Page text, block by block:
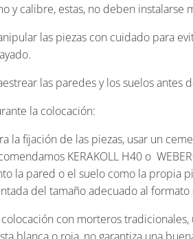
y calibre, estas, no deben instalarse
las piezas con cuidado para
las paredes y los suelos antes
la colocación:
la fijación de las piezas, usar un
KERAKOLL H40 o
la pared o el suelo como la propia
del tamaño adecuado al formato
colocación con morteros